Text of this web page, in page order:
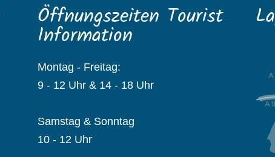
Öffnungszeiten Tourist
Information
Montag - Freitag:
9 - 12 Uhr & 14 - 18 Uhr
Samstag & Sonntag
10 - 12 Uhr